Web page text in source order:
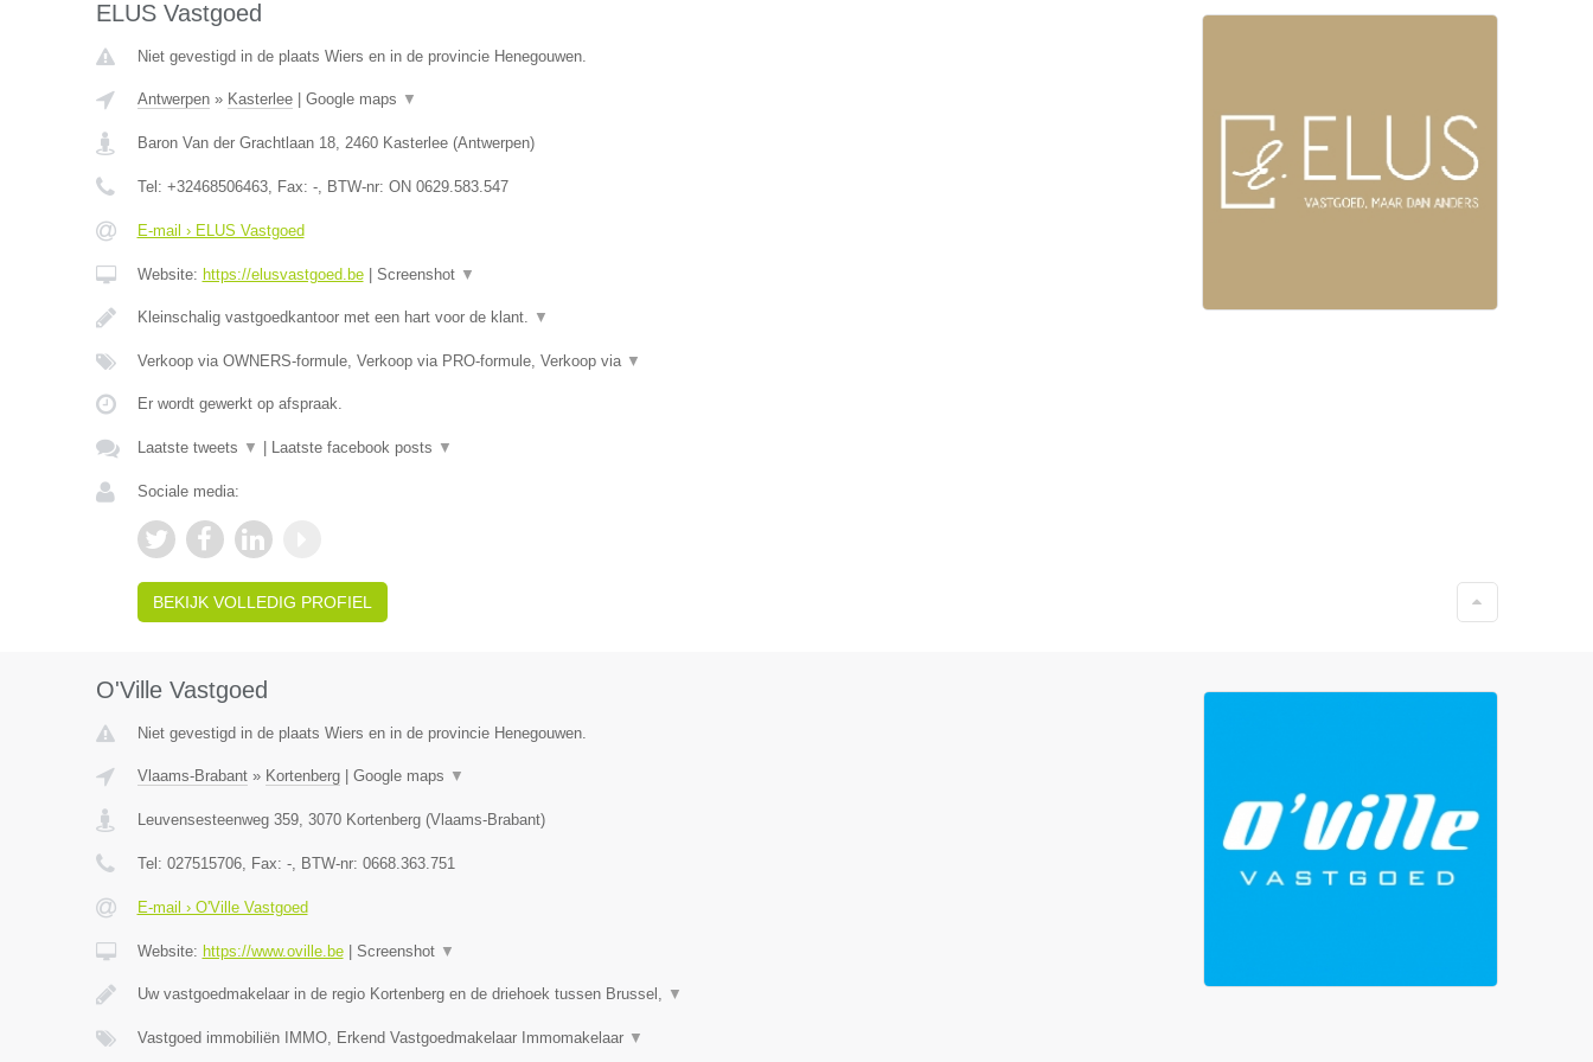
ELUS Vastgoed
Niet gevestigd in de plaats Wiers en in de provincie Henegouwen.
Antwerpen» Kasterlee| Google maps ▼
Baron Van der Grachtlaan 18, 2460 Kasterlee(Antwerpen)
Tel: +32468506463, Fax: -, BTW-nr: ON 0629.583.547
E-mail › ELUS Vastgoed
Website: https://elusvastgoed.be| Screenshot ▼
Kleinschalig vastgoedkantoor met een hart voor de klant. ▼
Verkoop via OWNERS-formule, Verkoop via PRO-formule, Verkoop via ▼
Er wordt gewerkt op afspraak.
Laatste tweets ▼ Laatste facebook posts ▼
Sociale media:
BEKIJK VOLLEDIG PROFIEL
O'Ville Vastgoed
Niet gevestigd in de plaats Wiers en in de provincie Henegouwen.
Vlaams-Brabant» Kortenberg| Google maps ▼
Leuvensesteenweg 359, 3070 Kortenberg(Vlaams-Brabant)
Tel: 027515706, Fax: -, BTW-nr: 0668.363.751
E-mail › O'Ville Vastgoed
Website: https://www.oville.be| Screenshot ▼
Uw vastgoedmakelaar in de regio Kortenberg en de driehoek tussen Brussel, ▼
Vastgoed immobiliën IMMO, Erkend Vastgoedmakelaar Immomakelaar ▼